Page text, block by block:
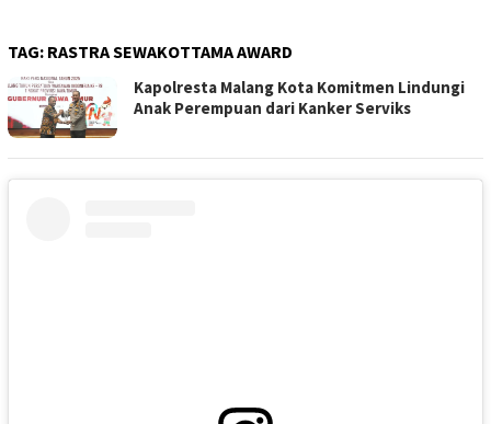
TAG: RASTRA SEWAKOTTAMA AWARD
Kapolresta Malang Kota Komitmen Lindungi
Anak Perempuan dari Kanker Serviks